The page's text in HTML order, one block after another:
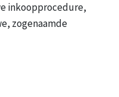
inkoopprocedure,
zogenaamde